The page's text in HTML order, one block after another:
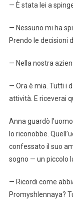
— È stata lei a
— Nessuno mi ha
Prendo le decisioni
— Nella nostra
— Ora è mia. Tutti i
attività. E riceverai
Anna guardò
lo riconobbe.
confessato il suo
sogno — un piccolo
— Ricordi come
Promyshlennaya?